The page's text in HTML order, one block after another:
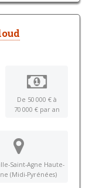
De 50 000 € à
70 000 € par an
Saint-Agne Haute-
(Midi-Pyrénées)